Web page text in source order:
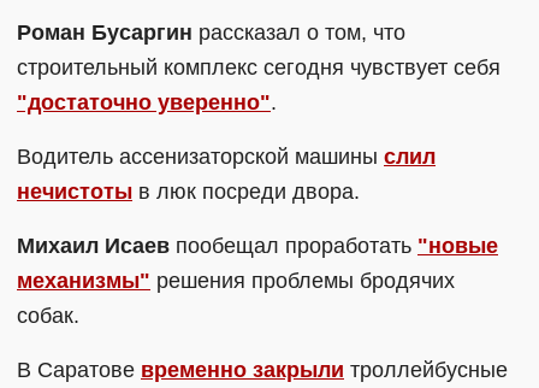
Роман Бусаргин рассказал о том, что
строительный комплекс сегодня чувствует себя
"достаточно уверенно".
Водитель ассенизаторской машины слил
нечистоты в люк посреди двора.
Михаил Исаев пообещал проработать "новые
механизмы" решения проблемы бродячих
собак.
В Саратове временно закрыли троллейбусные